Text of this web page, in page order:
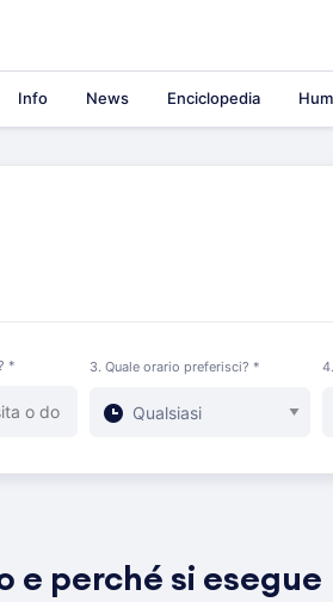
Info News Enciclopedia
* 3. Quale orario preferisci? *
e perché si esegue